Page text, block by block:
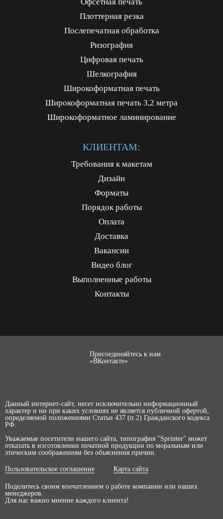
Плоттерная резка
Послепечатная обработка
Ризография
Цифровая печать
Шелкография
Широкоформатная печать
Широкоформатная печать 3,2 метра
Широкоформатное ламинирование
КЛИЕНТАМ:
Требования к макетам
Дизайн
Форматы
Порядок работы
Оплата
Доставка
Вакансии
Видео блог
Выполненные работы
Контакты
Присоединяйтесь к нам
«ВКонтакте»
Данный интернет-сайт, несет исключительно информационный
характер и ни при каких условиях не является публичной офертой,
определяемой положениями Статьи 437 (п.2) Гражданского кодекса
РФ.
Уважаемые посетители нашего сайта, типография "Sprinter" может
отказать в изготовлении печатной продукции по моральным или
этическим соображениям без объяснения причин.
Пользовательское соглашение Карта сайта
Поделитесь своим впечатлением о работе компании или наших
менеджеров.
Для нас важно мнение каждого клиента!